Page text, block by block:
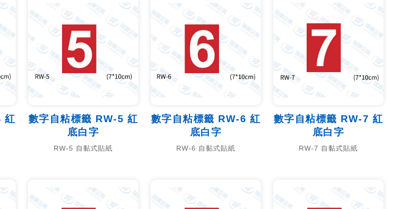
紅
數字自粘標籤 RW-5 紅
底白字
RW-5 自黏式貼紙
數字自粘標籤 RW-6 紅
底白字
RW-6 自黏式貼紙
數字自粘標籤 RW-7 紅
底白字
RW-7 自黏式貼紙